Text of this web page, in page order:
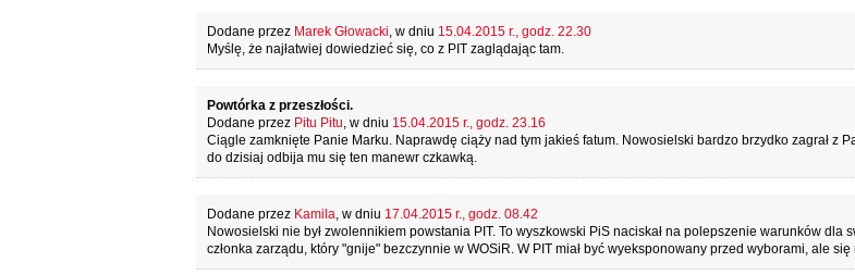
Dodane przez Marek Głowacki, w dniu 15.04.2015 r., godz. 22.30
Myślę, że najłatwiej dowiedzieć się, co z PIT zaglądając tam.
Powtórka z przeszłości.
Dodane przez Pitu Pitu, w dniu 15.04.2015 r., godz. 23.16
Ciągle zamknięte Panie Marku. Naprawdę ciąży nad tym jakieś fatum. Nowosielski bardzo brzydko zagrał z
do dzisiaj odbija mu się ten manewr czkawką.
Dodane przez Kamila, w dniu 17.04.2015 r., godz. 08.42
Nowosielski nie był zwolennikiem powstania PIT. To wyszkowski PiS naciskał na polepszenie warunków dla
członka zarządu, który "gnije" bezczynnie w WOSiR. W PIT miał być wyeksponowany przed wyborami, ale się